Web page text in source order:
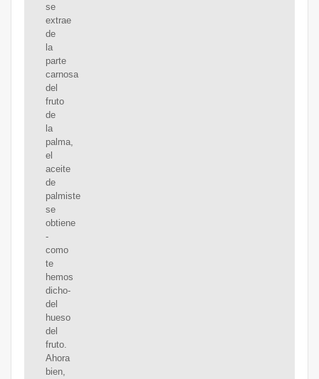
se
extrae
de
la
parte
carnosa
del
fruto
de
la
palma,
el
aceite
de
palmiste
se
obtiene
-
como
te
hemos
dicho-
del
hueso
del
fruto.
Ahora
bien,